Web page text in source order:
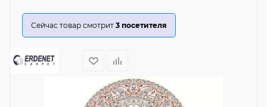
Сейчас товар смотрит 3 посетителя